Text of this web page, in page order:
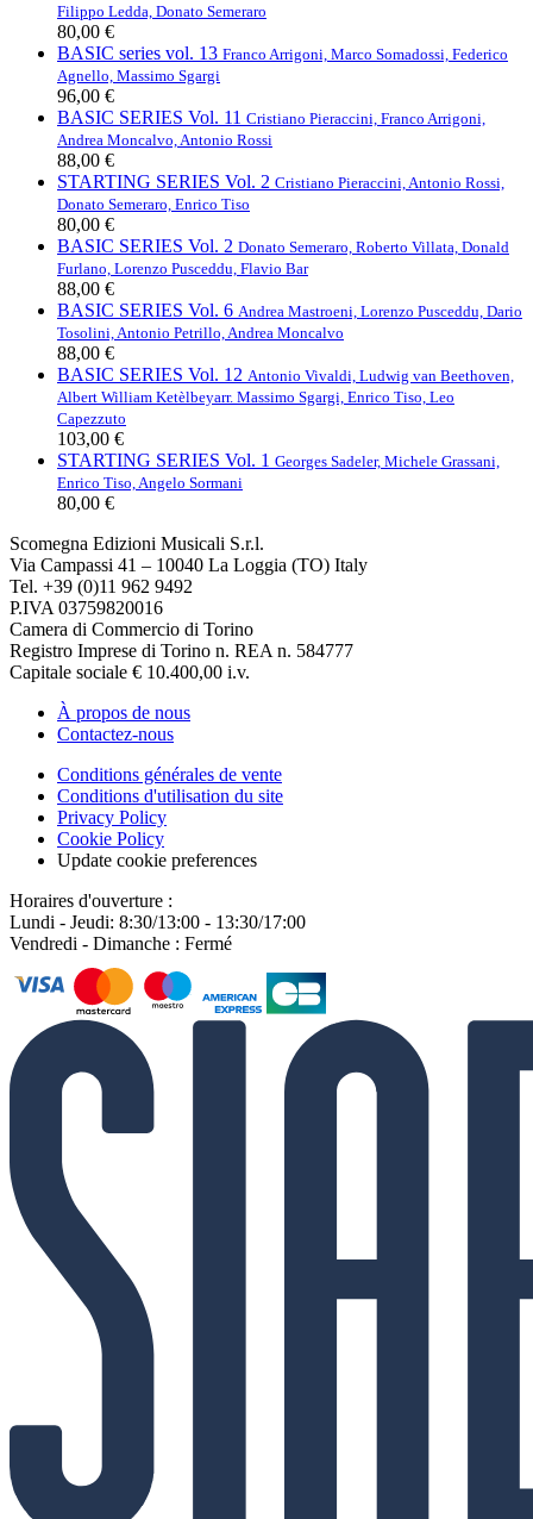
Filippo Ledda, Donato Semeraro
80,00 €
BASIC series vol. 13 Franco Arrigoni, Marco Somadossi, Federico
Agnello, Massimo Sgargi
96,00 €
BASIC SERIES Vol. 11 Cristiano Pieraccini, Franco Arrigoni,
Andrea Moncalvo, Antonio Rossi
88,00 €
STARTING SERIES Vol. 2 Cristiano Pieraccini, Antonio Rossi,
Donato Semeraro, Enrico Tiso
80,00 €
BASIC SERIES Vol. 2 Donato Semeraro, Roberto Villata, Donald
Furlano, Lorenzo Pusceddu, Flavio Bar
88,00 €
BASIC SERIES Vol. 6 Andrea Mastroeni, Lorenzo Pusceddu, Dario
Tosolini, Antonio Petrillo, Andrea Moncalvo
88,00 €
BASIC SERIES Vol. 12 Antonio Vivaldi, Ludwig van Beethoven,
Albert William Ketèlbeyarr. Massimo Sgargi, Enrico Tiso, Leo
Capezzuto
103,00 €
STARTING SERIES Vol. 1 Georges Sadeler, Michele Grassani,
Enrico Tiso, Angelo Sormani
80,00 €
Scomegna Edizioni Musicali S.r.l.
Via Campassi 41 – 10040 La Loggia (TO) Italy
Tel. +39 (0)11 962 9492
P.IVA 03759820016
Camera di Commercio di Torino
Registro Imprese di Torino n. REA n. 584777
Capitale sociale € 10.400,00 i.v.
À propos de nous
Contactez-nous
Conditions générales de vente
Conditions d'utilisation du site
Privacy Policy
Cookie Policy
Update cookie preferences
Horaires d'ouverture :
Lundi - Jeudi: 8:30/13:00 - 13:30/17:00
Vendredi - Dimanche : Fermé